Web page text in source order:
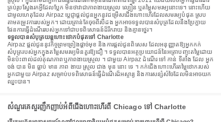
គ្រប់រូបស្វែងរកអ្វីដែលប្លែក មិនថាវាជាភាពងាយស្រួល ល្បឿន ឬតម្លៃសមរម្យនោះទេ។ នោះហើយ
ជាមូលហេតុដែល Airpaz ប្តេជ្ញាផ្តល់ជូនអ្នកនូវជម្រើសជើងហោះហើរដែលសមរម្យបំផុត ស្រប
តាមតម្រូវការរបស់អ្នក។ ដោយគ្រាន់តែចុចពីរបីដង អ្នកអាចទទួលបានសំបុត្រដែលនឹងប្រែក្លាយ
ផែនការធ្វើដំណើររបស់អ្នកទៅជាបទពិសោធន៍ដ៏រីករាយ និងគ្មានថ្នេរ។
ទទួលបានសំបុត្រយន្តហោះថោកបំផុតទៅ Charlotte
Airpaz ផ្តល់ជូននូវកិច្ចព្រមព្រៀងផ្តាច់មុខ និងការផ្តល់ជូនពិសេស ដែលអនុញ្ញាតឱ្យអ្នកកក់
សំបុត្ររបស់អ្នកក្នុងតម្លៃសមរម្យមិនគួរឱ្យជឿ ។ ទទួលបានអត្ថប្រយោជន៍នៃអត្រាបញ្ចុះតម្លៃដោយ
មិនប៉ះពាល់ដល់គុណភាពឬភាពងាយស្រួល ។ ជាមួយ Airpaz ដំណើរ ទៅ កាន់ ទីតាំង ដែល អ្នក
ចង់ បាន មិន ធ្លាប់ មាន ភាព ងាយ ស្រួល ជាង មុន នោះ ទេ ។ កក់ជើងហោះហើរតម្លៃថោករបស់
អ្នកជាមួយ Airpaz សម្រាប់បទពិសោធន៍ធ្វើដំណើរដ៏អស្ចារ្យ និងការសន្សំសំចៃដែលមិនអាចយក
ឈ្នះបាន។
សំណួរគេសួរញឹកញាប់អំពីជើងហោះហើរពី Chicago ទៅ Charlotte